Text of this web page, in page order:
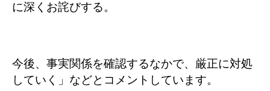
に深くお詫びする。
今後、事実関係を確認するなかで、厳正に対処
していく」などとコメントしています。